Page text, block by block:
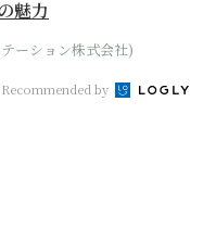
魅力
ーション株式会社)
Recommended by